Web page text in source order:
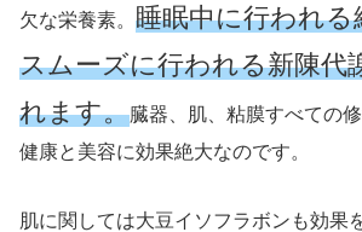
欠な栄養素。 睡眠中に行われる
スムーズに行われる新陳代
れます。臓器、肌、粘膜すべての
健康と美容に効果絶大なのです。
肌に関しては大豆イソフラボンも効果